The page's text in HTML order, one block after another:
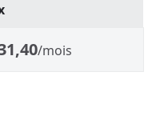
/mois